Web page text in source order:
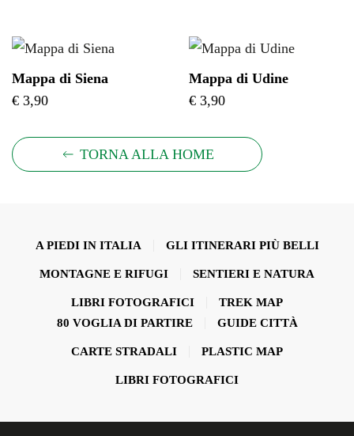
Mappa di Siena
€ 3,90
Mappa di Udine
€ 3,90
TORNA ALLA HOME
A PIEDI IN ITALIA GLI ITINERARI PIÙ BELLI
MONTAGNE E RIFUGI SENTIERI E NATURA
LIBRI FOTOGRAFICI
TREK MAP
80 VOGLIA DI PARTIRE
GUIDE CITTÀ
CARTE STRADALI PLASTIC MAP
LIBRI FOTOGRAFICI